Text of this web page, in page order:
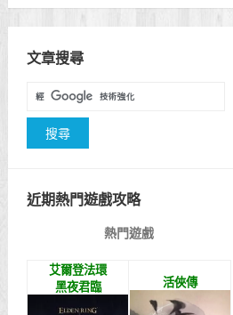
文章搜尋
近期熱門遊戲攻略
熱門遊戲
艾爾登法環
黑夜君臨
活俠傳